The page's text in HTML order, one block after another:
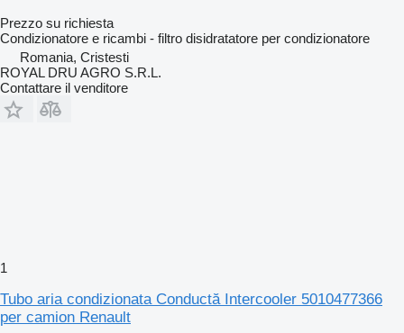
Prezzo su richiesta
Condizionatore e ricambi - filtro disidratatore per condizionatore
Romania, Cristesti
ROYAL DRU AGRO S.R.L.
Contattare il venditore
1
Tubo aria condizionata Conductă Intercooler 5010477366
per camion Renault